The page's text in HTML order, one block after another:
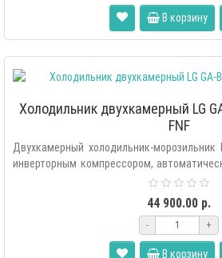
В корзину
Холодильник двухкамерный LG
FNF
Двухкамерный холодильник-морозильник
инверторным компрессором,
44 900.00 р.
- +
В корзину